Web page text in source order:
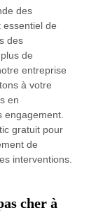
des
essentiel de
des
de
entreprise
à votre
en
engagement.
gratuit pour
de
interventions.
cher à